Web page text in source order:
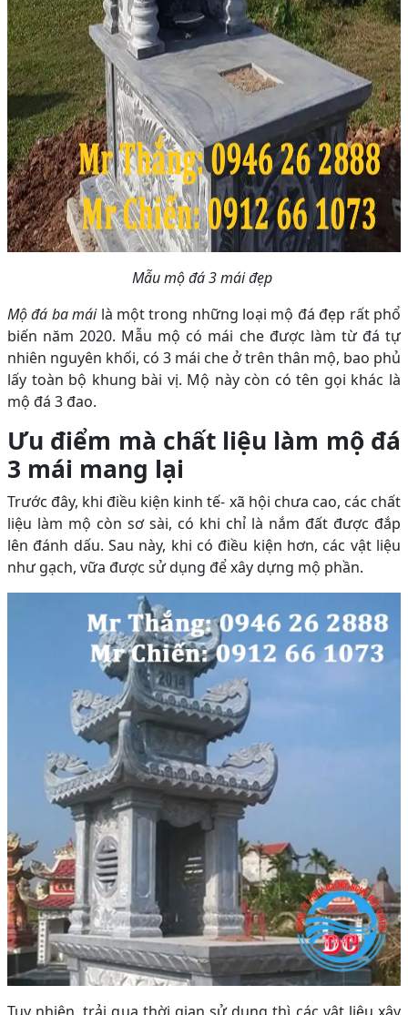
Mẫu mộ đá 3 mái đẹp
Mộ đá ba máilà một trong những loại mộ đá đẹp rất phổ
biến năm 2020. Mẫu mộ có mái che được làm từ đá tự
nhiên nguyên khối, có 3 mái che ở trên thân mộ, bao phủ
lấy toàn bộ khung bài vị. Mộ này còn có tên gọi khác là
mộ đá 3 đao.
Ưu điểm mà chất liệu làm mộ đá
3 mái mang lại
Trước đây, khi điều kiện kinh tế- xã hội chưa cao, các chất
liệu làm mộ còn sơ sài, có khi chỉ là nắm đất được đắp
lên đánh dấu. Sau này, khi có điều kiện hơn, các vật liệu
như gạch, vữa được sử dụng để xây dựng mộ phần.